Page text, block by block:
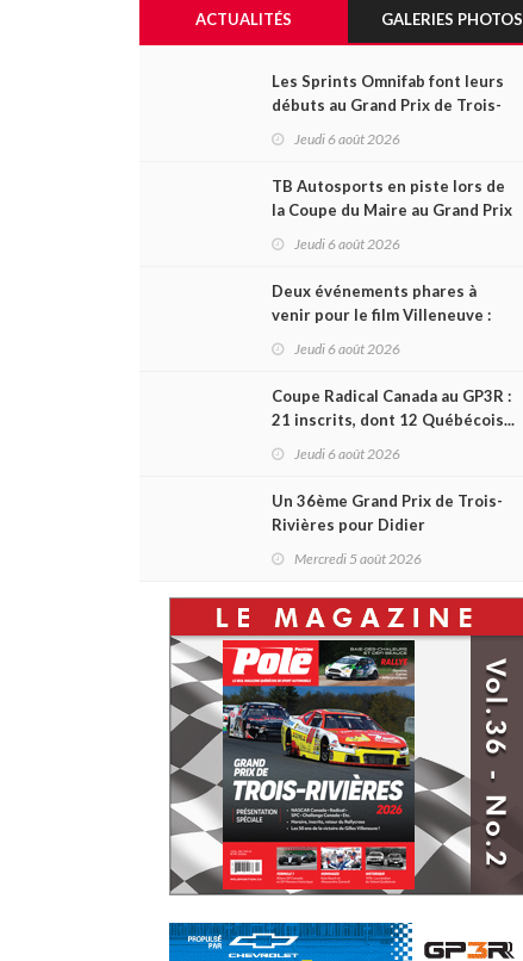
ACTUALITÉS GALERIES PHOTOS
Les Sprints Omnifab font leurs
débuts au Grand Prix de Trois-
Rivières avec un format inspiré
Jeudi 6 août 2026
TB Autosports en piste lors de
la Coupe du Maire au Grand Prix
de Trois-Rivières
Jeudi 6 août 2026
Deux événements phares à
venir pour le film Villeneuve :
L'ascension d'une légende (+
Jeudi 6 août 2026
Coupe Radical Canada au GP3R :
21 inscrits, dont 12 Québécois...
et un premier gain d'Antoine
Jeudi 6 août 2026
Un 36ème Grand Prix de Trois-
Rivières pour Didier
Schraenen... et une première en
Mercredi 5 août 2026